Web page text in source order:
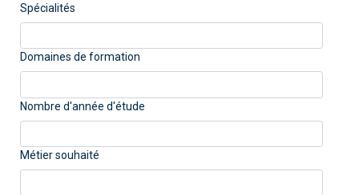
Spécialités
Domaines de formation
Nombre d'année d'étude
Métier souhaité